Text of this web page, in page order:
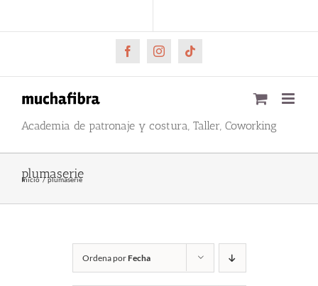
al
FacebookInstagramTiktok
Academia de patronaje y costura, Taller, Coworking
plumaserie
Inicio plumaserie
Ordena porFecha